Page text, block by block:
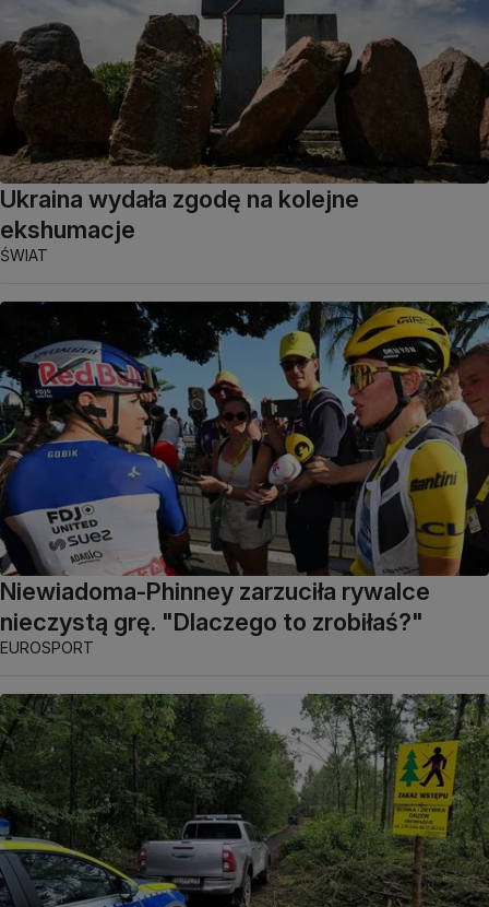
Ukraina wydała zgodę na kolejne
ekshumacje
ŚWIAT
Niewiadoma-Phinney zarzuciła rywalce
nieczystą grę. "Dlaczego to zrobiłaś?"
EUROSPORT